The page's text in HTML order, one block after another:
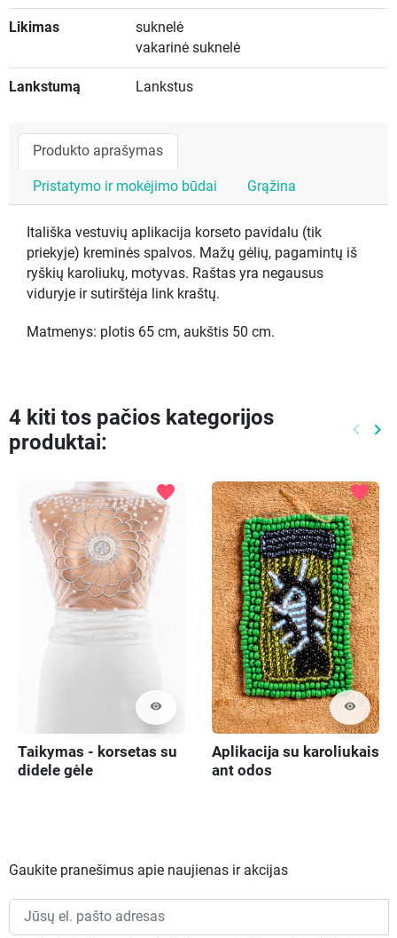
Likimas
suknelė
vakarinė suknelė
Lankstumą Lankstus
Produkto aprašymas
Pristatymo ir mokėjimo būdai Grąžina
Itališka vestuvių aplikacija korseto pavidalu (tik
priekyje) kreminės spalvos. Mažų gėlių, pagamintų iš
ryškių karoliukų, motyvas. Raštas yra negausus
viduryje ir sutirštėja link kraštų.
Matmenys: plotis 65 cm, aukštis 50 cm.
4 kiti tos pačios kategorijos
produktai:
keyboard_arrow_left keyboard_arrow_right
visibility
favorite
Taikymas - korsetas su
didele gėle
visibility
favorite
Aplikacija su karoliukais
ant odos
Gaukite pranešimus apie naujienas ir akcijas